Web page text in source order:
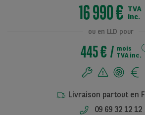
Voir toutes les16 990 € TVA
inc.
ou en LLD pour
445 €
mois
TVA inc.
Livraison partout en
09 69 32 12 12